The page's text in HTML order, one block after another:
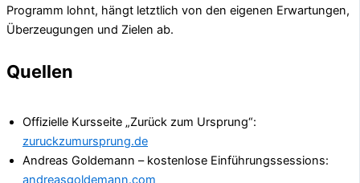
Programm lohnt, hängt letztlich von den eigenen Erwartungen,
Überzeugungen und Zielen ab.
Quellen
Offizielle Kursseite „Zurück zum Ursprung“:
zuruckzumursprung.de
Andreas Goldemann – kostenlose Einführungssessions:
andreasgoldemann.com